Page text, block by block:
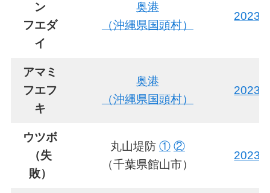
ン
フエダ
イ
奥港
（沖縄県国頭村）
2023
アマミ
フエフ
キ
奥港
（沖縄県国頭村）
2023
ウツボ
（失
敗）
丸山堤防 ① ②
（千葉県館山市）
2023